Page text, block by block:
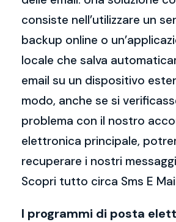
consiste nell’utilizzare un
backup online o
locale che salva
email su un dispositivo
modo, anche se si
problema con il nostro
elettronica principale,
recuperare i nostri
Scopri tutto circa Sms E
I programmi di posta